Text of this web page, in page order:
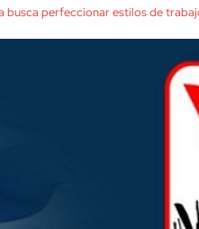
busca perfeccionar estilos de